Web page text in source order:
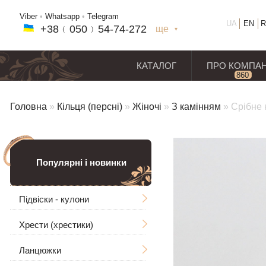
Viber • Whatsapp • Telegram
+38﹙ 050 ﹚54-74-272 ще
+38(068) 97
UA EN
КАТАЛОГ ПРО
860
Головна » Кільця (персні) » Жіночі » З камінням » Срібне
Популярні і новинки
Підвіски - кулони
Чоловічі
Великі
Ладанки
Хрести (хрестики)
Без розп'яття
Ланцюжки